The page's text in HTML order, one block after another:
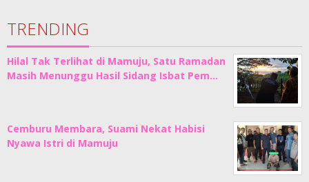
TRENDING
Hilal Tak Terlihat di Mamuju, Satu Ramadan
Masih Menunggu Hasil Sidang Isbat Pem…
Cemburu Membara, Suami Nekat Habisi
Nyawa Istri di Mamuju